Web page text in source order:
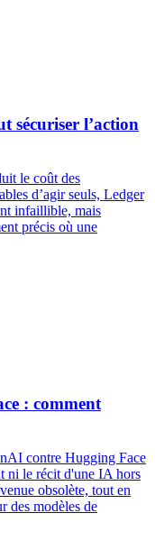
sécuriser l’action
le coût des
d’agir seuls, Ledger
infaillible, mais
précis où une
: comment
contre Hugging Face
ni le récit d'une IA hors
obsolète, tout en
des modèles de